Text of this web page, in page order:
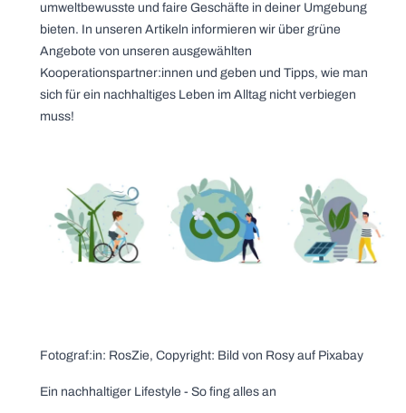
umweltbewusste und faire Geschäfte in deiner Umgebung
bieten. In unseren Artikeln informieren wir über grüne
Angebote von unseren ausgewählten
Kooperationspartner:innen und geben und Tipps, wie man
sich für ein nachhaltiges Leben im Alltag nicht verbiegen
muss!
Fotograf:in: RosZie, Copyright: Bild von Rosy auf Pixabay
Ein nachhaltiger Lifestyle - So fing alles an